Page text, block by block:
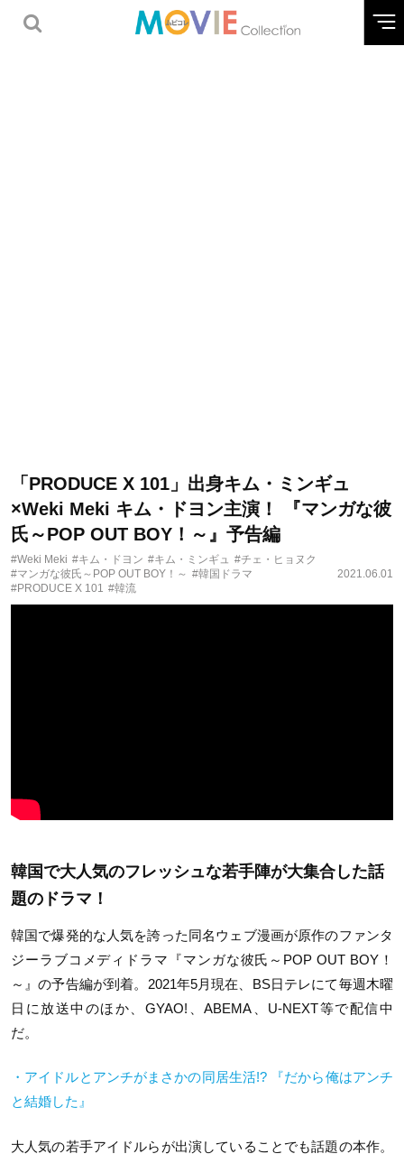
「PRODUCE X 101」出身キム・ミンギュ
×Weki Meki キム・ドヨン主演！ 『マンガな彼
氏～POP OUT BOY！～』予告編
#Weki Meki #キム・ドヨン #キム・ミンギュ #チェ・ヒョヌク
#マンガな彼氏～POP OUT BOY！～ #韓国ドラマ
#PRODUCE X 101 #韓流
2021.06.01
韓国で大人気のフレッシュな若手陣が大集合した話
題のドラマ！
韓国で爆発的な人気を誇った同名ウェブ漫画が原作のファンタ
ジーラブコメディドラマ『マンガな彼氏～POP OUT BOY！
～』の予告編が到着。2021年5月現在、BS日テレにて毎週木曜
日に放送中のほか、GYAO!、ABEMA U-NEXT等で配信中
だ。
・アイドルとアンチがまさかの同居生活!? 『だから俺はアンチ
と結婚した』
大人気の若手アイドルらが出演していることでも話題の本作。